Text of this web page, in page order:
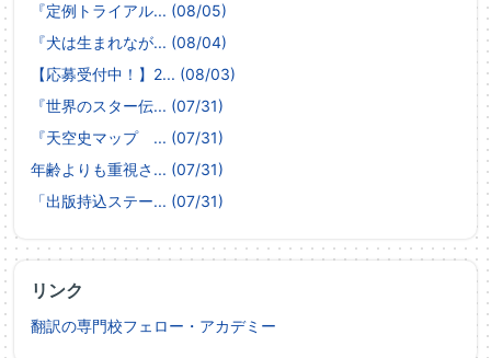
『定例トライアル... (08/05)
『犬は生まれなが... (08/04)
【応募受付中！】2... (08/03)
『世界のスター伝... (07/31)
『天空史マップ ... (07/31)
年齢よりも重視さ... (07/31)
「出版持込ステー... (07/31)
リンク
翻訳の専門校フェロー・アカデミー